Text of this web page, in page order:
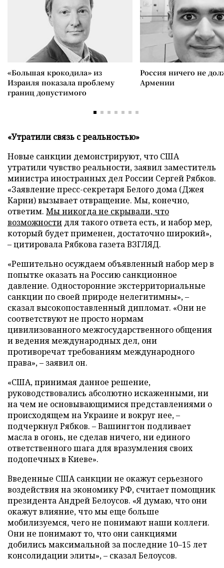
«Большая крокодила» из
Израиля показала проблему
границ допустимого
Россия ничего не
Армении
«Утратили связь с реальностью»
Новые санкции демонстрируют, что США
утратили чувство реальности, заявил заместитель
министра иностранных дел России Сергей Рябков.
«Заявление пресс-секретаря Белого дома (Джея
Карни) вызывает отвращение. Мы, конечно,
ответим. Мы никогда не скрывали, что
возможности для такого ответа есть, и набор мер,
который будет применен, достаточно широкий»,
– цитировала Рябкова газета ВЗГЛЯД.
«Решительно осуждаем объявленный набор мер в
попытке оказать на Россию санкционное
давление. Односторонние экстерриториальные
санкции по своей природе нелегитимны», –
сказал высокопоставленный дипломат. «Они не
соответствуют не просто нормам
цивилизованного межгосударственного общения
и ведения международных дел, они
противоречат требованиям международного
права», – заявил он.
«США, принимая данное решение,
руководствовались абсолютно искаженными, ни
на чем не основывающимися представлениями о
происходящем на Украине и вокруг нее, –
подчеркнул Рябков. – Вашингтон подливает
масла в огонь, не сделав ничего, ни единого
ответственного шага для вразумления своих
подопечных в Киеве».
Введенные США санкции не окажут серьезного
воздействия на экономику РФ, считает помощник
президента Андрей Белоусов. «Я думаю, что они
окажут влияние, что мы еще больше
мобилизуемся, чего не понимают наши коллеги.
Они не понимают то, что они санкциями
добились максимальной за последние 10–15 лет
консолидации элиты», – сказал Белоусов.